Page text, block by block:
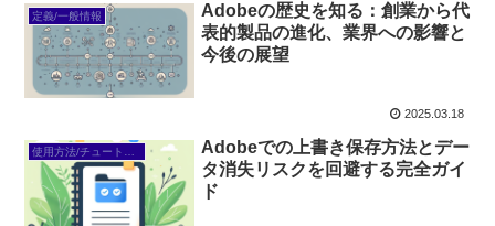
定義/一般情報
Adobeの歴史を知る：創業から代
表的製品の進化、業界への影響と
今後の展望
2025.03.18
使用方法/チュートリアル
Adobeでの上書き保存方法とデー
タ消失リスクを回避する完全ガイ
ド